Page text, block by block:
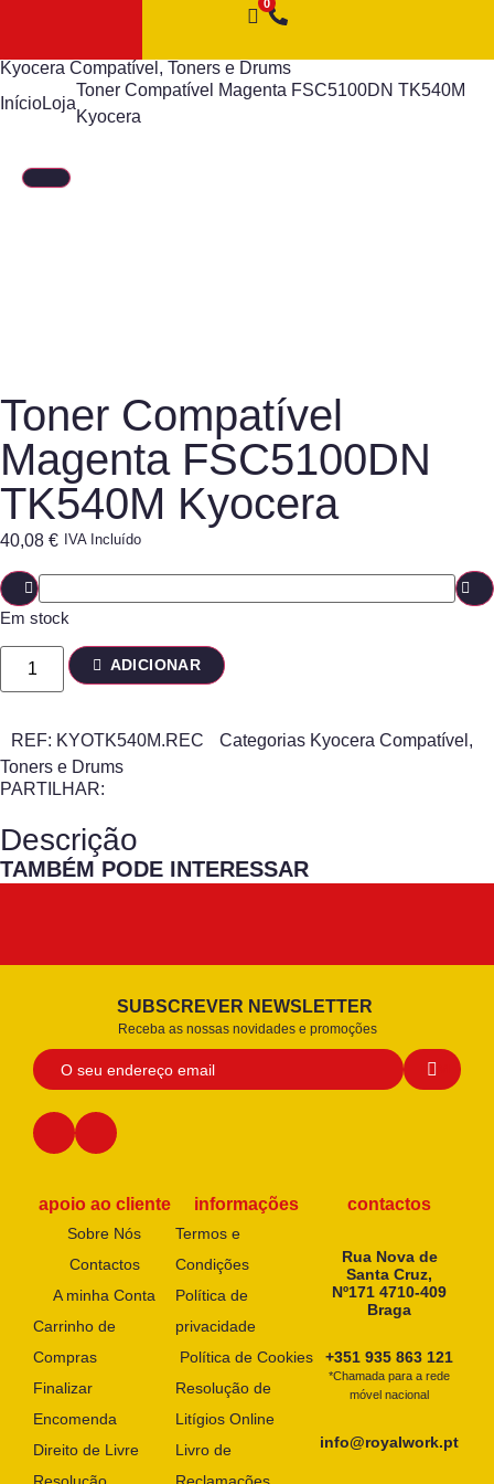
Kyocera Compatível , Toners e Drums
InícioLoja
Toner Compatível Magenta FSC5100DN TK540M
Kyocera
Toner Compatível
Magenta FSC5100DN
TK540M Kyocera
40,08 € IVA Incluído
Em stock
ADICIONAR
REF: KYOTK540M.REC Categorias Kyocera Compatível ,
Toners e Drums
PARTILHAR:
Descrição
TAMBÉM PODE INTERESSAR
SUBSCREVER NEWSLETTER
Receba as nossas novidades e promoções
apoio ao cliente
Sobre Nós
Contactos
A minha Conta
Carrinho de
Compras
Finalizar
Encomenda
Direito de Livre
informações
Termos e
Condições
Política de
privacidade
Política de Cookies
Resolução de
Litígios Online
Livro de
contactos
Rua Nova de
Santa Cruz,
Nº171 4710-409
Braga
+351 935 863 121
*Chamada para a rede
móvel nacional
info@royalwork.pt